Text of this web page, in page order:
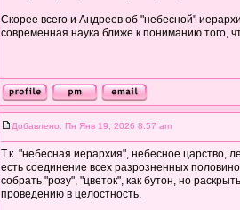
Скорее всего и Андреев об "небесной"
современная наука ближе к пониманию того,
Добавлено: Пн Янв 19, 2026 8:57 am
Т.к. "небесная иерархия", небесное царство,
есть соединение всех разрозненных
собрать "розу", "цветок", как бутон, но
проведению в целостность.